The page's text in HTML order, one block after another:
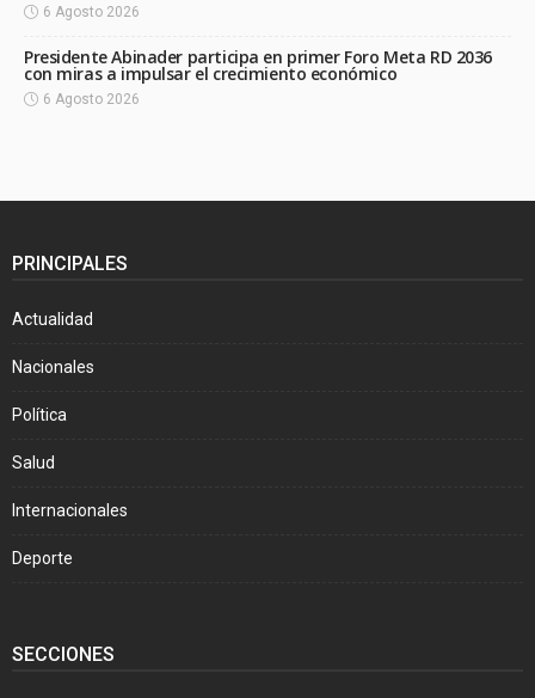
6 Agosto 2026
Presidente Abinader participa en primer Foro Meta RD 2036
con miras a impulsar el crecimiento económico
6 Agosto 2026
PRINCIPALES
Actualidad
Nacionales
Política
Salud
Internacionales
Deporte
SECCIONES